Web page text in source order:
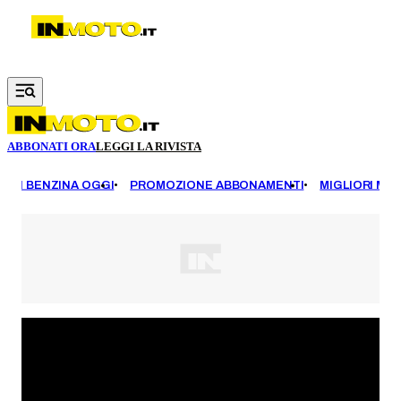
Vai al contenuto principale
ABBONATI ORALEGGI LA RIVISTA
BENZINA OGGI PROMOZIONE ABBONAMENTI MIGLIORI